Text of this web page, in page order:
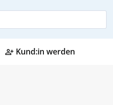
person_add_alt Kund:in werden